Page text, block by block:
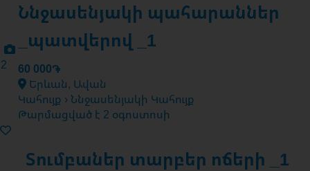
2
Ննջասենյակի պահարաններ
_պատվերով _1
60 000֏
Երևան, Ավան
Կահույք › Ննջասենյակի Կահույք
Թարմացված է 2 օգոստոսի
Տումբաներ տարբեր ոճերի _1